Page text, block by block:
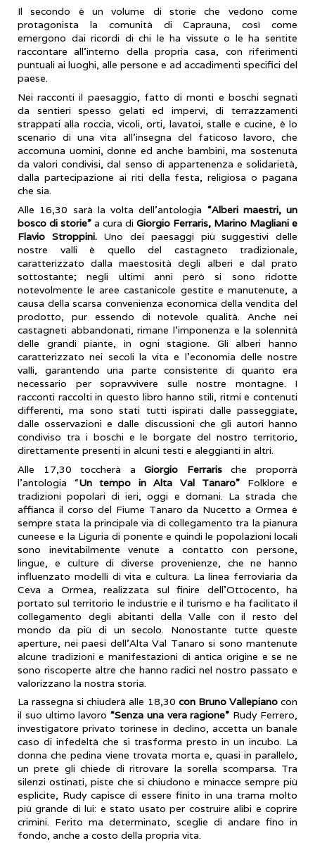
Il secondo è un volume di storie che vedono come
protagonista la comunità di Caprauna, così come
emergono dai ricordi di chi le ha vissute o le ha sentite
raccontare all'interno della propria casa, con riferimenti
puntuali ai luoghi, alle persone e ad accadimenti specifici del
paese.
Nei racconti il paesaggio, fatto di monti e boschi segnati
da sentieri spesso gelati ed impervi, di terrazzamenti
strappati alla roccia, vicoli, orti, lavatoi, stalle e cucine, è lo
scenario di una vita all'insegna del faticoso lavoro, che
accomuna uomini, donne ed anche bambini, ma sostenuta
da valori condivisi, dal senso di appartenenza e solidarietà,
dalla partecipazione ai riti della festa, religiosa o pagana
che sia.
Alle 16,30 sarà la volta dell’antologia “Alberi maestri, un
bosco di storie” a cura di Giorgio Ferraris, Marino Magliani e
Flavio Stroppini. Uno dei paesaggi più suggestivi delle
nostre valli è quello del castagneto tradizionale,
caratterizzato dalla maestosità degli alberi e dal prato
sottostante; negli ultimi anni però si sono ridotte
notevolmente le aree castanicole gestite e manutenute, a
causa della scarsa convenienza economica della vendita del
prodotto, pur essendo di notevole qualità. Anche nei
castagneti abbandonati, rimane l’imponenza e la solennità
delle grandi piante, in ogni stagione. Gli alberi hanno
caratterizzato nei secoli la vita e l’economia delle nostre
valli, garantendo una parte consistente di quanto era
necessario per sopravvivere sulle nostre montagne. I
racconti raccolti in questo libro hanno stili, ritmi e contenuti
differenti, ma sono stati tutti ispirati dalle passeggiate,
dalle osservazioni e dalle discussioni che gli autori hanno
condiviso tra i boschi e le borgate del nostro territorio,
direttamente presenti in alcuni testi e aleggianti in altri.
Alle 17,30 toccherà aGiorgio Ferrarische proporrà
l’antologia “Un tempo in Alta Val Tanaro” Folklore e
tradizioni popolari di ieri, oggi e domani. La strada che
affianca il corso del Fiume Tanaro da Nucetto a Ormea è
sempre stata la principale via di collegamento tra la pianura
cuneese e la Liguria di ponente e quindi le popolazioni locali
sono inevitabilmente venute a contatto con persone,
lingue, e culture di diverse provenienze, che ne hanno
influenzato modelli di vita e cultura. La linea ferroviaria da
Ceva a Ormea, realizzata sul finire dell’Ottocento, ha
portato sul territorio le industrie e il turismo e ha facilitato il
collegamento degli abitanti della Valle con il resto del
mondo da più di un secolo. Nonostante tutte queste
aperture, nei paesi dell’Alta Val Tanaro si sono mantenute
alcune tradizioni e manifestazioni di antica origine e se ne
sono riscoperte altre che hanno radici nel nostro passato e
valorizzano la nostra storia.
La rassegna si chiuderà alle 18,30 con Bruno Vallepianocon
il suo ultimo lavoro “Senza una vera ragione” Rudy Ferrero,
investigatore privato torinese in declino, accetta un banale
caso di infedeltà che si trasforma presto in un incubo. La
donna che pedina viene trovata morta e, quasi in parallelo,
un prete gli chiede di ritrovare la sorella scomparsa. Tra
silenzi ostinati, piste che si chiudono e minacce sempre più
esplicite, Rudy capisce di essere finito in una trama molto
più grande di lui: è stato usato per costruire alibi e coprire
crimini. Ferito ma determinato, sceglie di andare fino in
fondo, anche a costo della propria vita.